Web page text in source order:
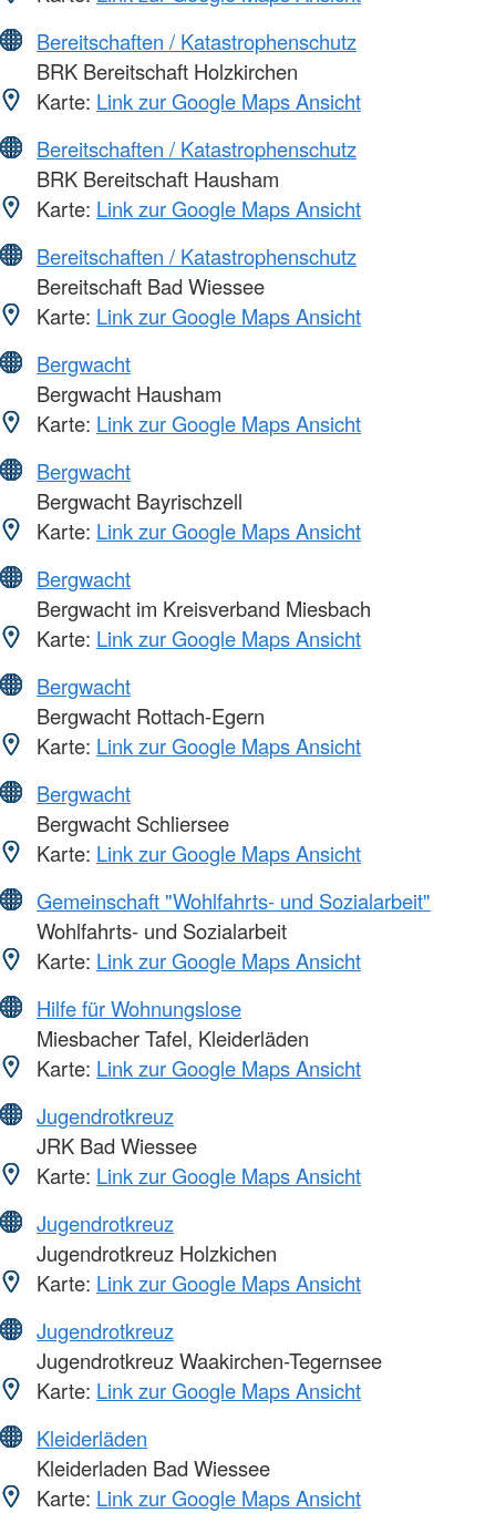
Bereitschaften / Katastrophenschutz
BRK Bereitschaft Holzkirchen
Karte: Link zur Google Maps Ansicht
Bereitschaften / Katastrophenschutz
BRK Bereitschaft Hausham
Karte: Link zur Google Maps Ansicht
Bereitschaften / Katastrophenschutz
Bereitschaft Bad Wiessee
Karte: Link zur Google Maps Ansicht
Bergwacht
Bergwacht Hausham
Karte: Link zur Google Maps Ansicht
Bergwacht
Bergwacht Bayrischzell
Karte: Link zur Google Maps Ansicht
Bergwacht
Bergwacht im Kreisverband Miesbach
Karte: Link zur Google Maps Ansicht
Bergwacht
Bergwacht Rottach-Egern
Karte: Link zur Google Maps Ansicht
Bergwacht
Bergwacht Schliersee
Karte: Link zur Google Maps Ansicht
Gemeinschaft "Wohlfahrts- und Sozialarbeit"
Wohlfahrts- und Sozialarbeit
Karte: Link zur Google Maps Ansicht
Hilfe für Wohnungslose
Miesbacher Tafel, Kleiderläden
Karte: Link zur Google Maps Ansicht
Jugendrotkreuz
JRK Bad Wiessee
Karte: Link zur Google Maps Ansicht
Jugendrotkreuz
Jugendrotkreuz Holzkichen
Karte: Link zur Google Maps Ansicht
Jugendrotkreuz
Jugendrotkreuz Waakirchen-Tegernsee
Karte: Link zur Google Maps Ansicht
Kleiderläden
Kleiderladen Bad Wiessee
Karte: Link zur Google Maps Ansicht